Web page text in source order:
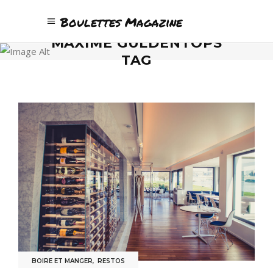
Boulettes Magazine
MAXIME GULDENTOPS
TAG
BOIRE ET MANGER, RESTOS